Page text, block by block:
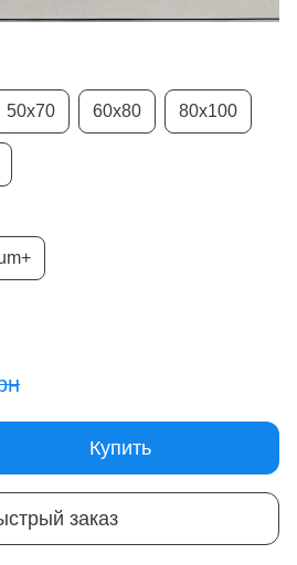
50х70 60х80 80х100
Купить
заказ